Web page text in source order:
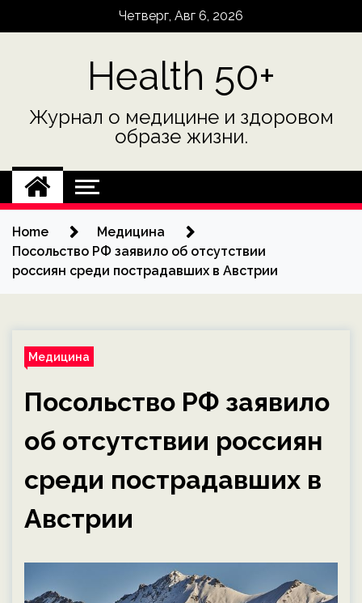
Четверг, Авг 6, 2026
Health 50+
Журнал о медицине и здоровом
образе жизни.
Home
Медицина
Посольство РФ заявило об отсутствии
россиян среди пострадавших в Австрии
Медицина
Посольство РФ заявило
об отсутствии россиян
среди пострадавших в
Австрии